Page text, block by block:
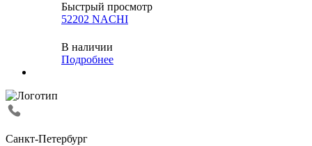
Быстрый просмотр
52202 NACHI
В наличии
Подробнее
Санкт-Петербург